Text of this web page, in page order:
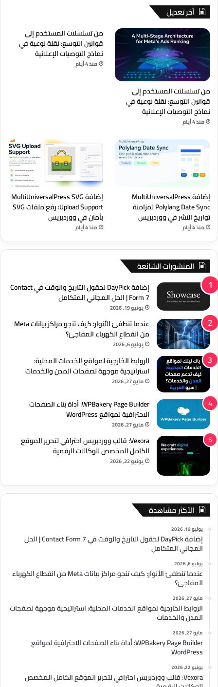
آخر تعديل
من تسلسلات المستخدم إلى
قوانين التوسع: نقلة نوعية في
نماذج التوصيات الإعلانية
منذ 4 أيام
من تسلسلات المستخدم إلى
قوانين التوسع: نقلة نوعية في
نماذج التوصيات الإعلانية
منذ 4 أيام
إضافة MultiUniversalPress
Polylang Date Sync لمزامنة
تواريخ النشر في ووردبريس
منذ 4 أيام
إضافة MultiUniversalPress SVG
Upload Support: رفع ملفات SVG
بأمان في ووردبريس
منذ 4 أيام
المنشورات الشائعة
إضافة DayPick لحقول التاريخ والوقت في Contact
Form 7 | الحل المجاني المتكامل
يونيو 19, 2026
عندما تنطفئ الأنوار: كيف تنجو مراكز بيانات Meta
من انقطاع الكهرباء المفاجئ؟
يوليو 6, 2026
الروابط الخارجية لمواقع الخدمات المحلية:
استراتيجية موجهة لصفحات المدن والخدمات
مايو 27, 2026
WPBakery Page Builder: أداة بناء الصفحات
الاحترافية لمواقع WordPress
مايو 27, 2026
Vexora: قالب ووردبريس احترافي لتحرير الموقع
الكامل المخصص للوكالات الرقمية
يونيو 22, 2026
الأكثر مشاهدة
يونيو 19, 2026
إضافة DayPick لحقول التاريخ والوقت في Contact Form 7 | الحل
المجاني المتكامل
يوليو 6, 2026
عندما تنطفئ الأنوار: كيف تنجو مراكز بيانات Meta من انقطاع الكهرباء
المفاجئ؟
مايو 27, 2026
الروابط الخارجية لمواقع الخدمات المحلية: استراتيجية موجهة لصفحات
المدن والخدمات
مايو 27, 2026
WPBakery Page Builder: أداة بناء الصفحات الاحترافية لمواقع
WordPress
يونيو 22, 2026
Vexora: قالب ووردبريس احترافي لتحرير الموقع الكامل المخصص